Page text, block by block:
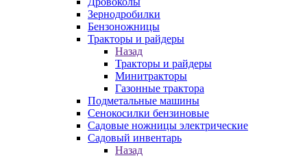
Зернодробилки
Бензоножницы
Тракторы и райдеры
Назад
Тракторы и райдеры
Минитракторы
Газонные трактора
Подметальные машины
Сенокосилки бензиновые
Садовые ножницы электрические
Садовый инвентарь
Назад